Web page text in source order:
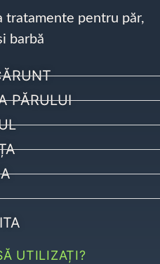
tratamente pentru păr,
barbă
PĂRULUI
UTILIZAȚI?